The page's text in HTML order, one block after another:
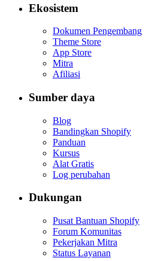
Ekosistem
Dokumen Pengembang
Theme Store
App Store
Mitra
Afiliasi
Sumber daya
Blog
Bandingkan Shopify
Panduan
Kursus
Alat Gratis
Log perubahan
Dukungan
Pusat Bantuan Shopify
Forum Komunitas
Pekerjakan Mitra
Status Layanan